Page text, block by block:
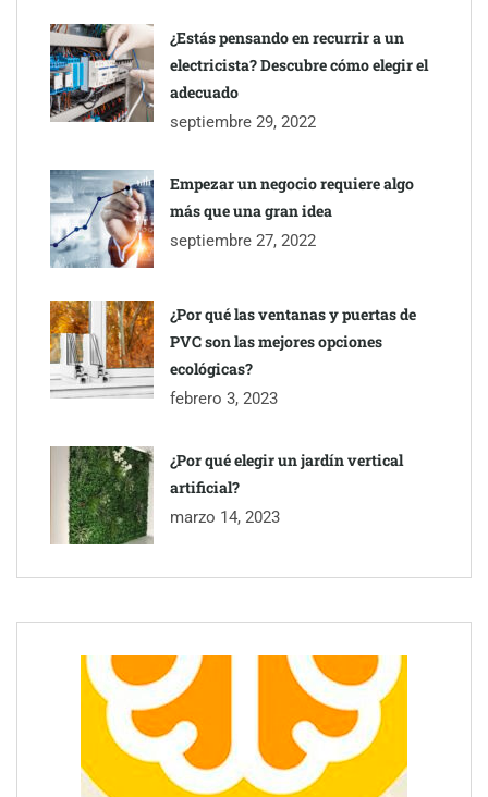
¿Estás pensando en recurrir a un
electricista? Descubre cómo elegir el
adecuado
septiembre 29, 2022
Empezar un negocio requiere algo
más que una gran idea
septiembre 27, 2022
¿Por qué las ventanas y puertas de
PVC son las mejores opciones
ecológicas?
febrero 3, 2023
¿Por qué elegir un jardín vertical
artificial?
marzo 14, 2023